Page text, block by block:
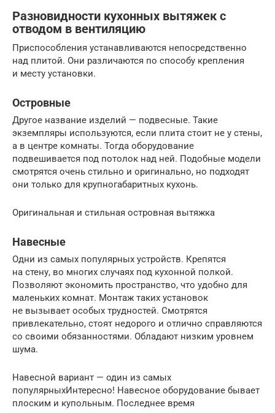
Разновидности кухонных вытяжек с
отводом в вентиляцию
Приспособления устанавливаются непосредственно
над плитой. Они различаются по способу крепления
и месту установки.
Островные
Другое название изделий — подвесные. Такие
экземпляры используются, если плита стоит не у стены,
а в центре комнаты. Тогда оборудование
подвешивается под потолок над ней. Подобные модели
смотрятся очень стильно и оригинально, но подходят
они только для крупногабаритных кухонь.
Оригинальная и стильная островная вытяжка
Навесные
Одни из самых популярных устройств. Крепятся
на стену, во многих случаях под кухонной полкой.
Позволяют экономить пространство, что удобно для
маленьких комнат. Монтаж таких установок
не вызывает особых трудностей. Смотрятся
привлекательно, стоят недорого и отлично справляются
со своими обязанностями. Обладают низким уровнем
шума.
Навесной вариант — один из самых
популярныхИнтересно! Навесное оборудование бывает
плоским и купольным. Последнее время